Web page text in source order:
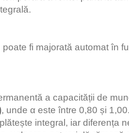
fi majorată automat în
a capacității de
, unde α este între 0,80 și
integral, iar diferența